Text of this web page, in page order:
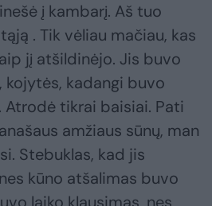
į kambarį. Aš tuo
. Tik vėliau mačiau, kas
jį atšildinėjo. Jis buvo
kojytės, kadangi buvo
Atrodė tikrai baisiai. Pati
amžiaus sūnų, man
Stebuklas, kad jis
kūno atšalimas buvo